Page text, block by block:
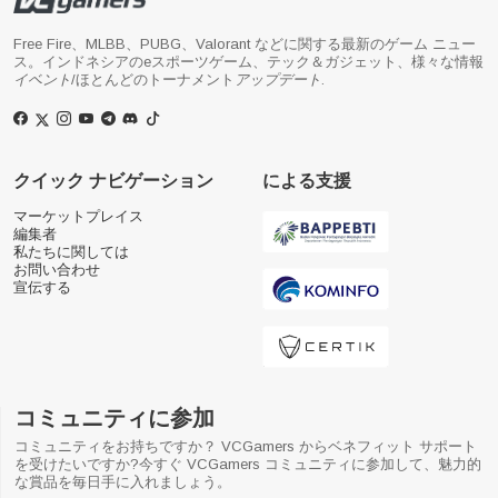
Free Fire、MLBB、PUBG、Valorant などに関する最新のゲーム ニュー
ス。インドネシアのeスポーツゲーム、テック＆ガジェット、様々な情報
イベント/ほとんどのトーナメント アップデート
クイック ナビゲーション
マーケットプレイス
編集者
私たちに関しては
お問い合わせ
宣伝する
による支援
コミュニティに参加
コミュニティをお持ちですか？ VCGamers からベネフィット サポート
を受けたいですか?今すぐ VCGamers コミュニティに参加して、魅力的
な賞品を毎日手に入れましょう。